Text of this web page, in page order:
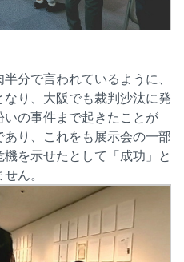
分で言われているように、
り、大阪でも裁判沙汰に発
の事件まで起きたことが
あり、これをも展示会の一部
を示せたとして「成功」と
ん。